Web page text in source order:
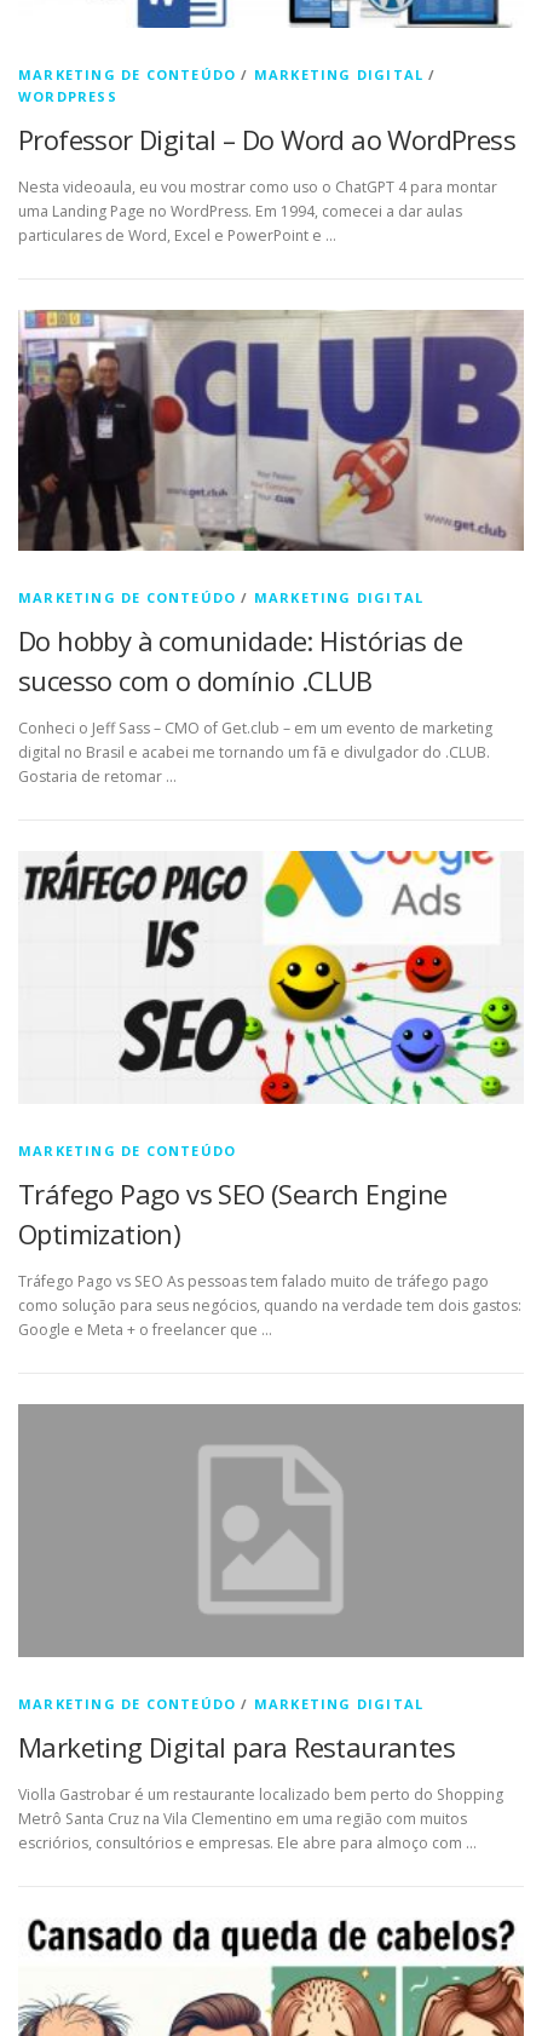
MARKETING DE CONTEÚDO / MARKETING DIGITAL /
WORDPRESS
Professor Digital – Do Word ao WordPress
Nesta videoaula, eu vou mostrar como uso o ChatGPT 4 para montar
uma Landing Page no WordPress. Em 1994, comecei a dar aulas
particulares de Word, Excel e PowerPoint e …
MARKETING DE CONTEÚDO / MARKETING DIGITAL
Do hobby à comunidade: Histórias de
sucesso com o domínio .CLUB
Conheci o Jeff Sass – CMO of Get.club – em um evento de marketing
digital no Brasil e acabei me tornando um fã e divulgador do .CLUB.
Gostaria de retomar …
MARKETING DE CONTEÚDO
Tráfego Pago vs SEO (Search Engine
Optimization)
Tráfego Pago vs SEO As pessoas tem falado muito de tráfego pago
como solução para seus negócios, quando na verdade tem dois gastos:
Google e Meta + o freelancer que …
MARKETING DE CONTEÚDO / MARKETING DIGITAL
Marketing Digital para Restaurantes
Violla Gastrobar é um restaurante localizado bem perto do Shopping
Metrô Santa Cruz na Vila Clementino em uma região com muitos
escriórios, consultórios e empresas. Ele abre para almoço com …